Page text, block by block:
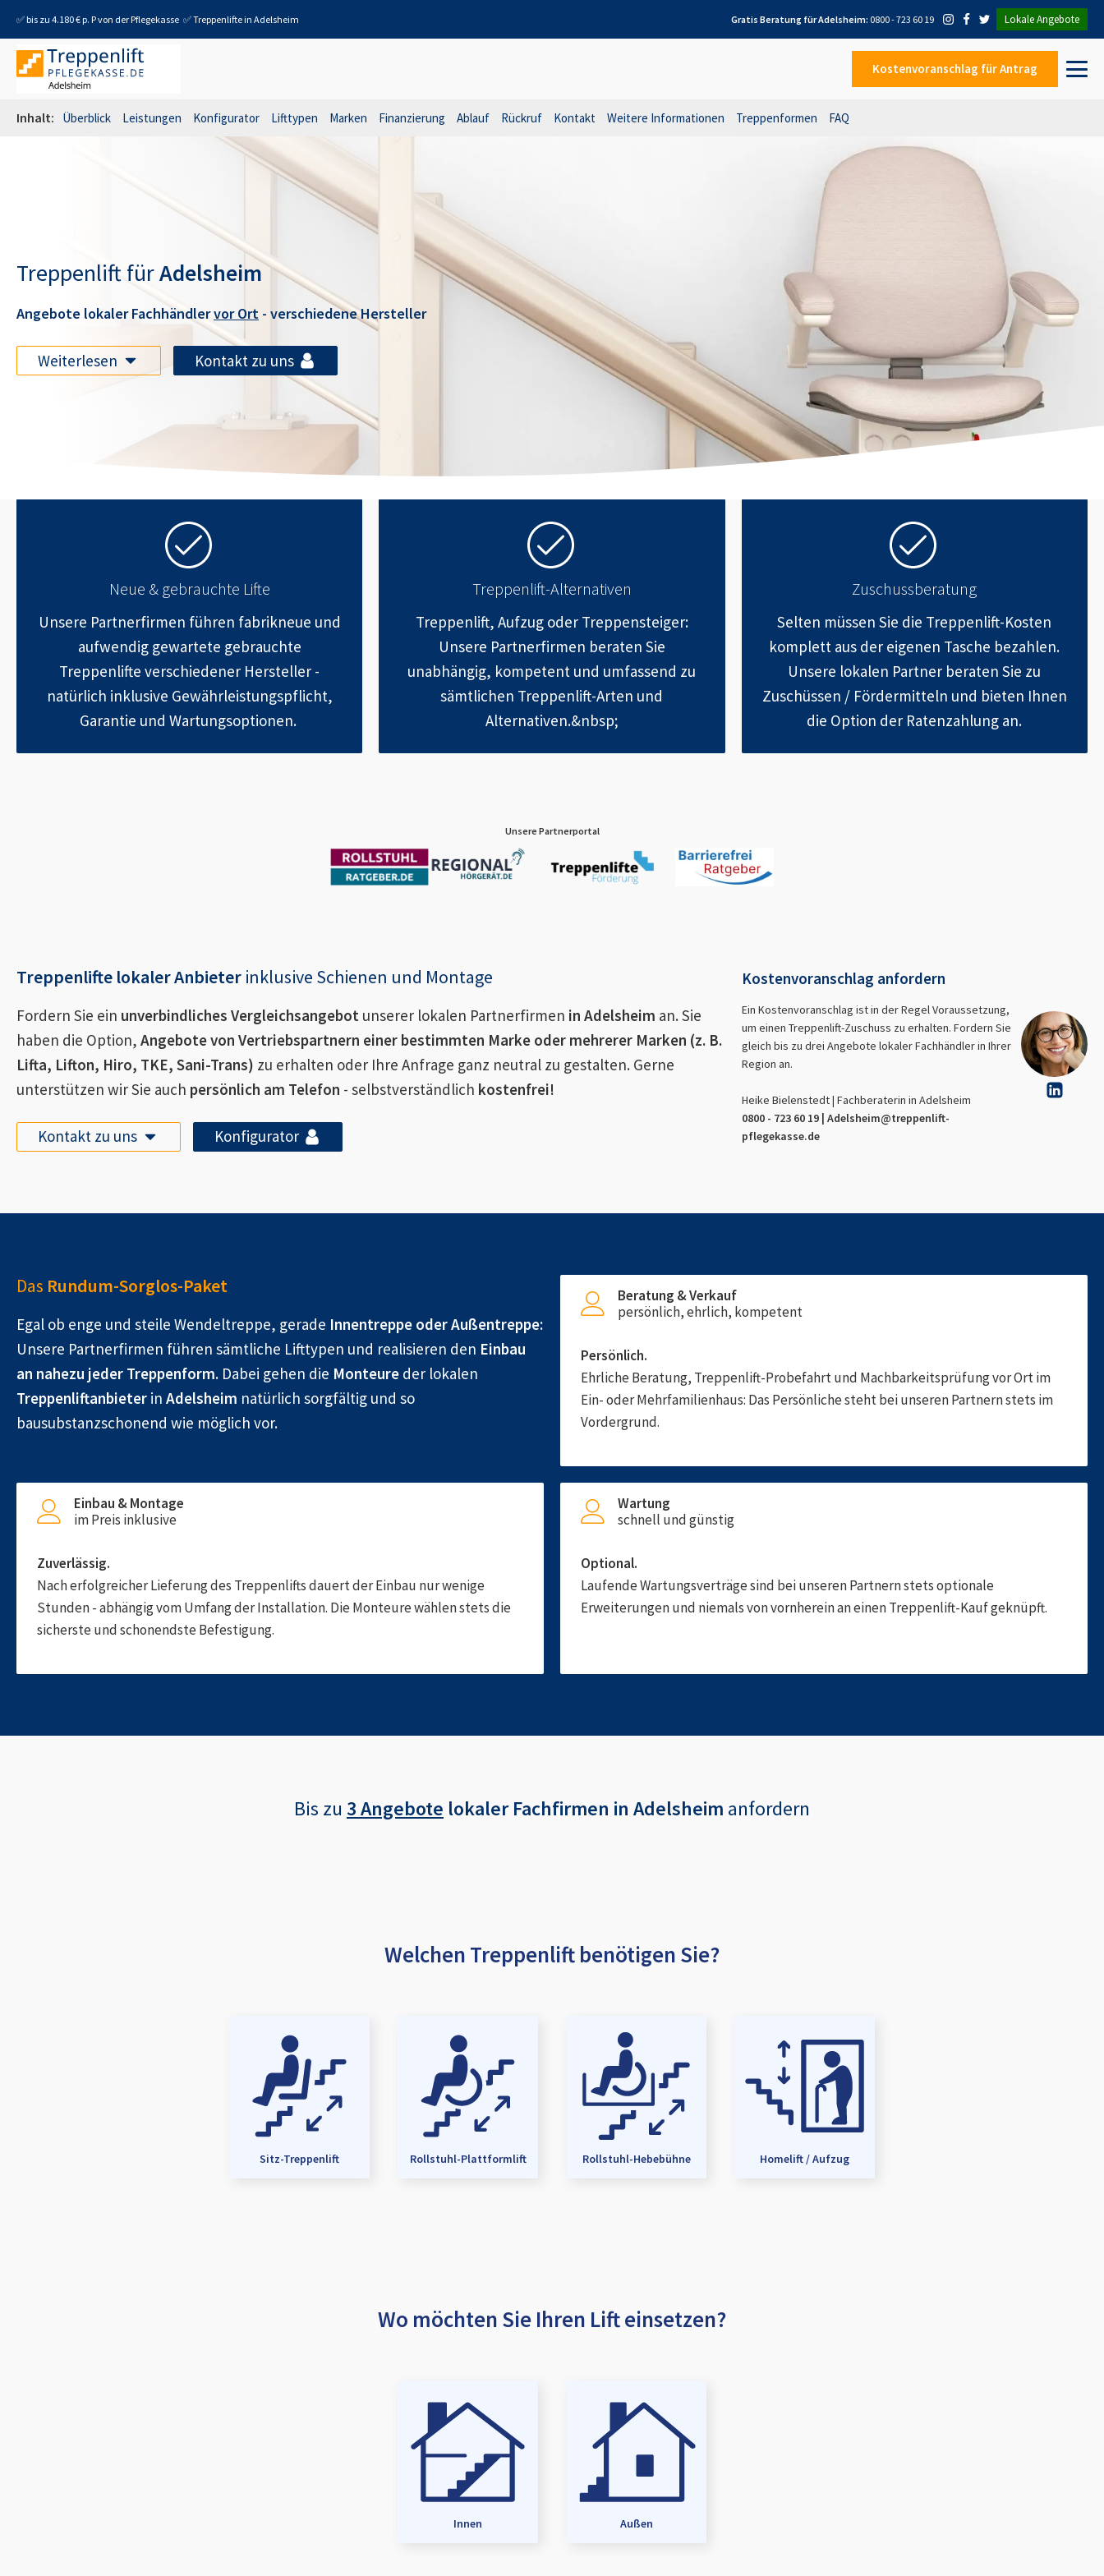
✅ bis zu 4.180 € p. P von der Pflegekasse ✅ Treppenlifte in Adelsheim Gratis Beratung fürAdelsheim: 0800 - 723 60 19 Lokale Angebote
Kostenvoranschlag für Antrag
Inhalt: Überblick Leistungen Konfigurator Lifttypen Marken Finanzierung Ablauf Rückruf Kontakt Weitere Informationen Treppenformen FAQ
Treppenlift fürAdelsheim
Angebote lokaler Fachhändlervor Ort - verschiedene Hersteller
Weiterlesen Kontakt zu uns
Neue & gebrauchte Lifte
Unsere Partnerfirmen führen fabrikneue und
aufwendig gewartete gebrauchte
Treppenlifte verschiedener Hersteller -
natürlich inklusive Gewährleistungspflicht,
Garantie und Wartungsoptionen.
Treppenlift-Alternativen
Treppenlift, Aufzug oder Treppensteiger:
Unsere Partnerfirmen beraten Sie
unabhängig, kompetent und umfassend zu
sämtlichen Treppenlift-Arten und
Alternativen.&nbsp;
Zuschussberatung
Selten müssen Sie die Treppenlift-Kosten
komplett aus der eigenen Tasche bezahlen.
Unsere lokalen Partner beraten Sie zu
Zuschüssen / Fördermitteln und bieten Ihnen
die Option der Ratenzahlung an.
Unsere Partnerportal
Treppenlifte lokaler Anbieter inklusive Schienen und Montage
Fordern Sie ein unverbindliches Vergleichsangebot unserer lokalen Partnerfirmen in Adelsheim an. Sie
haben die Option, Angebote von Vertriebspartnern einer bestimmten Marke oder mehrerer Marken (z. B.
Lifta, Lifton, Hiro, TKE, Sani-Trans) zu erhalten oder Ihre Anfrage ganz neutral zu gestalten. Gerne
unterstützen wir Sie auch persönlich am Telefon - selbstverständlich kostenfrei!
Kontakt zu uns Konfigurator
Kostenvoranschlag anfordern
Ein Kostenvoranschlag ist in der Regel Voraussetzung,
um einen Treppenlift-Zuschuss zu erhalten. Fordern Sie
gleich bis zu drei Angebote lokaler Fachhändler in Ihrer
Region an.
Heike Bielenstedt | Fachberaterin in Adelsheim
0800 - 723 60 19 | Adelsheim@treppenlift-
pflegekasse.de
Das Rundum-Sorglos-Paket
Egal ob enge und steile Wendeltreppe, gerade Innentreppe oder Außentreppe:
Unsere Partnerfirmen führen sämtliche Lifttypen und realisieren den Einbau
an nahezu jeder Treppenform. Dabei gehen die Monteure der lokalen
Treppenliftanbieter in Adelsheim natürlich sorgfältig und so
bausubstanzschonend wie möglich vor.
Beratung & Verkauf
persönlich, ehrlich, kompetent
Persönlich.
Ehrliche Beratung, Treppenlift-Probefahrt und Machbarkeitsprüfung vor Ort im
Ein- oder Mehrfamilienhaus: Das Persönliche steht bei unseren Partnern stets im
Vordergrund.
Einbau & Montage
im Preis inklusive
Zuverlässig.
Nach erfolgreicher Lieferung des Treppenlifts dauert der Einbau nur wenige
Stunden - abhängig vom Umfang der Installation. Die Monteure wählen stets die
sicherste und schonendste Befestigung.
Wartung
schnell und günstig
Optional.
Laufende Wartungsverträge sind bei unseren Partnern stets optionale
Erweiterungen und niemals von vornherein an einen Treppenlift-Kauf geknüpft.
Bis zu 3 Angebote lokaler Fachfirmen in Adelsheim anfordern
Welchen Treppenlift benötigen Sie?
Sitz-Treppenlift Rollstuhl-Plattformlift Rollstuhl-Hebebühne Homelift / Aufzug
Wo möchten Sie Ihren Lift einsetzen?
Innen Außen